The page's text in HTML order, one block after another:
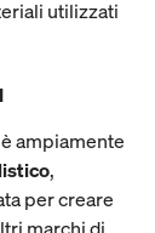
utilizzati
ampiamente
,
per creare